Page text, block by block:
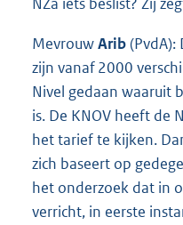
MevrouwArib(PvdA):
zijn vanaf 2000
Nivel gedaan waaruit
is. De KNOV heeft de
het tarief te kijken.
zich baseert op
het onderzoek dat in
verricht, in eerste